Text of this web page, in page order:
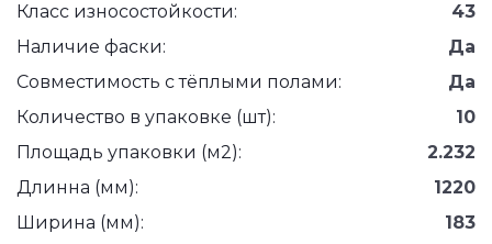
Класс износостойкости:
43
Наличие фаски:
Да
Совместимость с тёплыми полами:
Да
Количество в упаковке (шт):
10
Площадь упаковки (м2):
2.232
Длинна (мм):
1220
Ширина (мм):
183